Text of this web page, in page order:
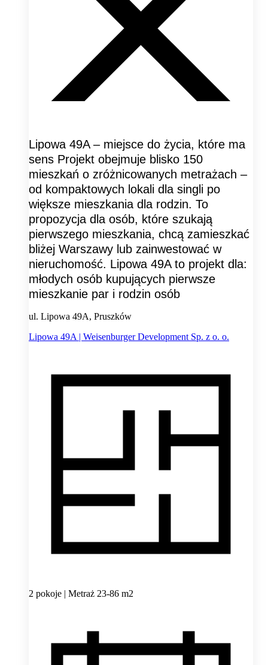
Lipowa 49A – miejsce do życia, które ma
sens Projekt obejmuje blisko 150
mieszkań o zróżnicowanych metrażach –
od kompaktowych lokali dla singli po
większe mieszkania dla rodzin. To
propozycja dla osób, które szukają
pierwszego mieszkania, chcą zamieszkać
bliżej Warszawy lub zainwestować w
nieruchomość. Lipowa 49A to projekt dla:
młodych osób kupujących pierwsze
mieszkanie par i rodzin osób
ul. Lipowa 49A, Pruszków
Lipowa 49A | Weisenburger Development Sp. z o. o.
2 pokoje | Metraż 23-86 m2